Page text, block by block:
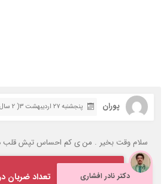
پوران پنجشنبه ۲۷ اردیبهشت ۳( 2 سال پیش)
سلام وقت بخیر . من ی کم احساس تپش قلب دارم وقتی به پهلوی چپ
دکتر نادر افشاری تعداد ضربان